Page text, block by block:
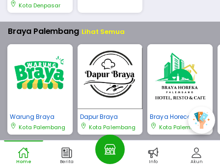
Kota Denpasar
Braya Palembang Lihat Semua
Warung Braya
Kota Palembang
Dapur Braya
Kota Palembang
Braya Horeca Pale
mbang
Kota Palembang
Braya Bali Lihat Semua
Home Berita Info Akun